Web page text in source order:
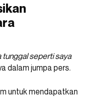
tunggal seperti saya
dalam jumpa pers.
untuk mendapatkan